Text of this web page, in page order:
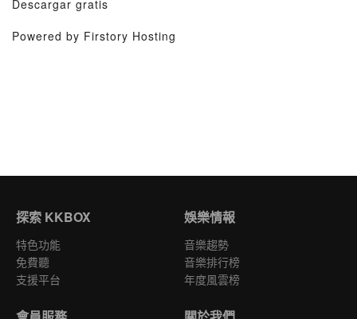
Descargar gratis
Powered by Firstory Hosting
探索 KKBOX
特色功能
免費聽
支援平台
娛樂情報
音樂趨勢
音樂排行榜
年度風雲榜